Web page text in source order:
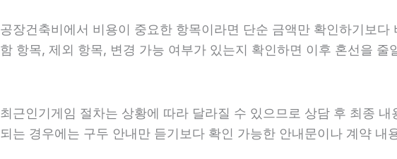
공장건축비에서 비용이 중요한 항목이라면 단순 금액만 확인하기보
함 항목, 제외 항목, 변경 가능 여부가 있는지 확인하면 이후 혼선을
최근인기게임 절차는 상황에 따라 달라질 수 있으므로 상담 후 최종
되는 경우에는 구두 안내만 듣기보다 확인 가능한 안내문이나 계약 내